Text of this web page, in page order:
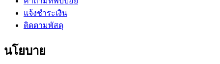
แจ้งชำระเงิน
ติดตามพัสดุ
นโยบาย